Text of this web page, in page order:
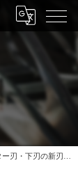
刃・下刃の新刃制作